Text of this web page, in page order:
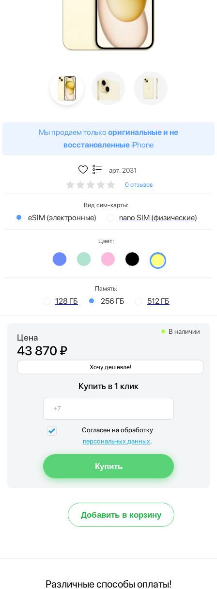
Мы продаем только оригинальные и не
восстановленные iPhone
арт. 2031
0 отзывов
Вид сим-карты:
eSIM (электронные) nano SIM (физические)
Цвет:
Память:
128 ГБ 256 ГБ 512 ГБ
Цена
43 870 ₽
Хочу дешевле!
В наличии
Купить в 1 клик
Согласен на обработку
персональных данных.
Добавить в корзину
Различные способы оплаты!